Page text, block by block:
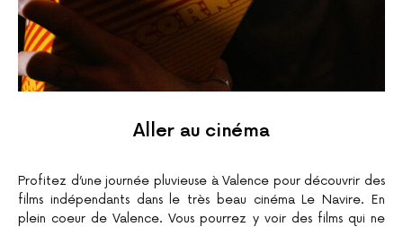
Aller au cinéma
Profitez d’une journée pluvieuse à Valence pour découvrir des
films indépendants dans le très beau cinéma Le Navire. En
plein coeur de Valence. Vous pourrez y voir des films qui ne